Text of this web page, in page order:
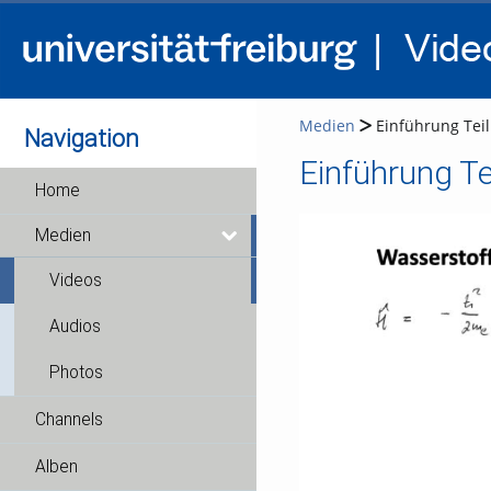
Navigation
Home
Medien
Videos
Audios
Photos
Channels
Alben
Medien Einführung
Einführung